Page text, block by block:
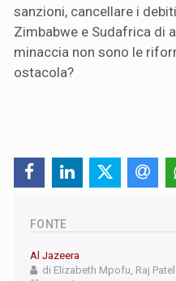
sanzioni, cancellare i
Zimbabwe e Sudafrica di
minaccia non sono le
ostacola?
FONTE
Al Jazeera
di Elizabeth Mpofu, Raj